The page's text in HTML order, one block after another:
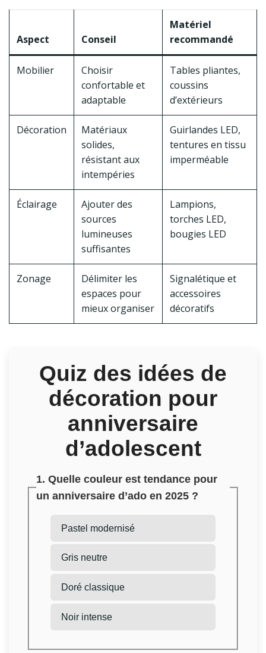
Aspect Conseil
Matériel
recommandé
Mobilier
Choisir
confortable et
adaptable
Tables pliantes,
coussins
d’extérieurs
Décoration
Matériaux
solides,
résistant aux
intempéries
Guirlandes LED,
tentures en tissu
imperméable
Éclairage
Ajouter des
sources
lumineuses
suffisantes
Lampions,
torches LED,
bougies LED
Zonage
Délimiter les
espaces pour
mieux organiser
Signalétique et
accessoires
décoratifs
Quiz des idées de
décoration pour
anniversaire
d’adolescent
1. Quelle couleur est tendance pour
un anniversaire d’ado en 2025 ?
Pastel modernisé
Gris neutre
Doré classique
Noir intense